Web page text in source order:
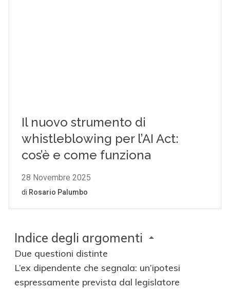
Indice degli argomenti
Due questioni distinte
L’ex dipendente che segnala: un’ipotesi
espressamente prevista dal legislatore